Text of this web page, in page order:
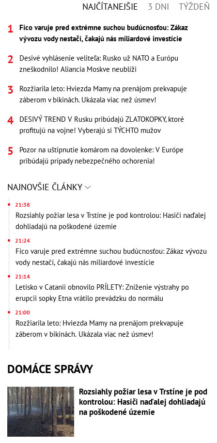
NAJČÍTANEJŠIE 3 DNI TÝŽDEŇ
Fico varuje pred extrémne suchou budúcnosťou: Zákaz
vývozu vody nestačí, čakajú nás miliardové investície
Desivé vyhlásenie veliteľa: Rusko už NATO a Európu
zneškodnilo! Aliancia Moskve neublíži
Rozžiarila leto: Hviezda Mamy na prenájom prekvapuje
záberom v bikinách. Ukázala viac než úsmev!
DESIVÝ TREND V Rusku pribúdajú ZLATOKOPKY, ktoré
profitujú na vojne! Vyberajú si TÝCHTO mužov
Pozor na uštipnutie komárom na dovolenke: V Európe
pribúdajú prípady nebezpečného ochorenia!
NAJNOVŠIE ČLÁNKY
21:38
Rozsiahly požiar lesa v Trstíne je pod kontrolou: Hasiči naďalej
dohliadajú na poškodené územie
21:24
Fico varuje pred extrémne suchou budúcnosťou: Zákaz vývozu
vody nestačí, čakajú nás miliardové investície
21:14
Letisko v Catanii obnovilo PRÍLETY: Zníženie výstrahy po
erupcii sopky Etna vrátilo prevádzku do normálu
21:00
Rozžiarila leto: Hviezda Mamy na prenájom prekvapuje
záberom v bikinách. Ukázala viac než úsmev!
DOMÁCE SPRÁVY
Rozsiahly požiar lesa v Trstíne je pod
kontrolou: Hasiči naďalej dohliadajú
na poškodené územie